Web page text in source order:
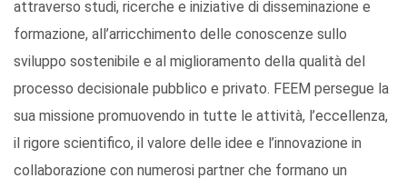
attraverso studi, ricerche e iniziative di disseminazione e
formazione, all’arricchimento delle conoscenze sullo
sviluppo sostenibile e al miglioramento della qualità del
processo decisionale pubblico e privato. FEEM persegue la
sua missione promuovendo in tutte le attività, l’eccellenza,
il rigore scientifico, il valore delle idee e l’innovazione in
collaborazione con numerosi partner che formano un